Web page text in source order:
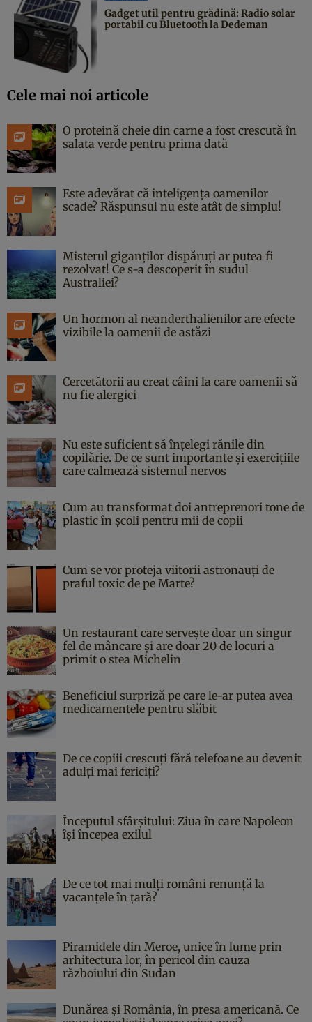
Gadget util pentru grădină: Radio solar
portabil cu Bluetooth la Dedeman
Cele mai noi articole
O proteină cheie din carne a fost crescută în
salata verde pentru prima dată
Este adevărat că inteligența oamenilor
scade? Răspunsul nu este atât de simplu!
Misterul giganților dispăruți ar putea fi
rezolvat! Ce s-a descoperit în sudul
Australiei?
Un hormon al neanderthalienilor are efecte
vizibile la oamenii de astăzi
Cercetătorii au creat câini la care oamenii să
nu fie alergici
Nu este suficient să înțelegi rănile din
copilărie. De ce sunt importante și exercițiile
care calmează sistemul nervos
Cum au transformat doi antreprenori tone de
plastic în școli pentru mii de copii
Cum se vor proteja viitorii astronauți de
praful toxic de pe Marte?
Un restaurant care servește doar un singur
fel de mâncare și are doar 20 de locuri a
primit o stea Michelin
Beneficiul surpriză pe care le-ar putea avea
medicamentele pentru slăbit
De ce copiii crescuți fără telefoane au devenit
adulți mai fericiți?
Începutul sfârşitului: Ziua în care Napoleon
îşi începea exilul
De ce tot mai mulți români renunță la
vacanțele în țară?
Piramidele din Meroe, unice în lume prin
arhitectura lor, în pericol din cauza
războiului din Sudan
Dunărea și România, în presa americană. Ce